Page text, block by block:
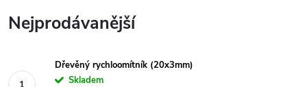
Nejprodávanější
Dřevěný rychloomítník (20x3mm)
Skladem